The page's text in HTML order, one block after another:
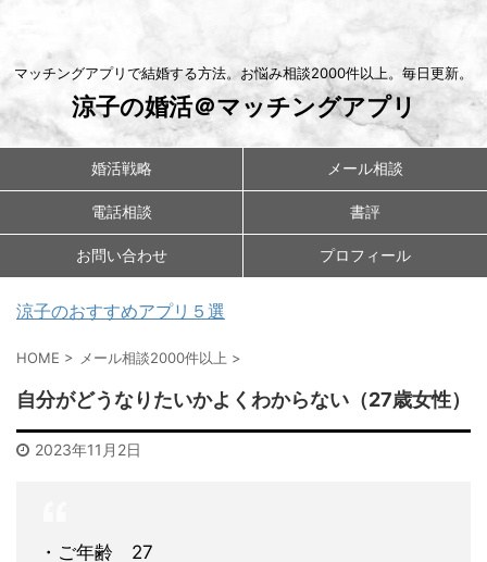
マッチングアプリで結婚する方法。お悩み相談2000件以上。毎日更新。
涼子の婚活＠マッチングアプリ
婚活戦略 メール相談
電話相談 書評
お問い合わせ プロフィール
涼子のおすすめアプリ５選
HOME > メール相談2000件以上 >
自分がどうなりたいかよくわからない（27歳女性）
2023年11月2日
・ご年齢 27